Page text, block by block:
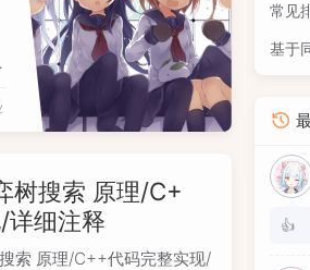
树搜索 原理/C+
详细注释
索 原理/C++代码完整实现/
常见
👍